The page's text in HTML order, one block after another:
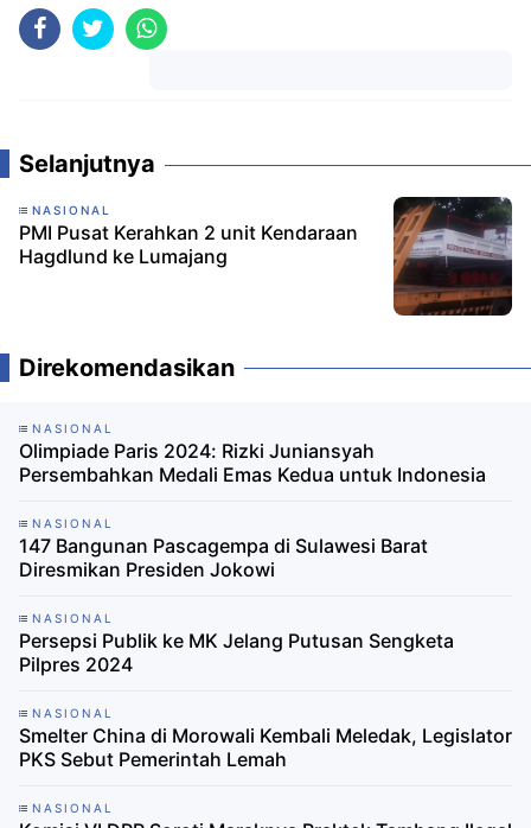
Selanjutnya
NASIONAL
PMI Pusat Kerahkan 2 unit Kendaraan
Hagdlund ke Lumajang
Direkomendasikan
NASIONAL
Olimpiade Paris 2024: Rizki Juniansyah
Persembahkan Medali Emas Kedua untuk Indonesia
NASIONAL
147 Bangunan Pascagempa di Sulawesi Barat
Diresmikan Presiden Jokowi
NASIONAL
Persepsi Publik ke MK Jelang Putusan Sengketa
Pilpres 2024
NASIONAL
Smelter China di Morowali Kembali Meledak, Legislator
PKS Sebut Pemerintah Lemah
NASIONAL